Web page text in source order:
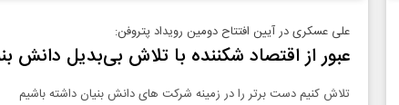
علی عسکری در آیین افتتاح دومین رویداد پتروفن:
عبور از اقتصاد شکننده با تلاش بی‌بدیل دانش
تلاش کنیم دست برتر را در زمینه شرکت های دانش بنیان داشته باشیم